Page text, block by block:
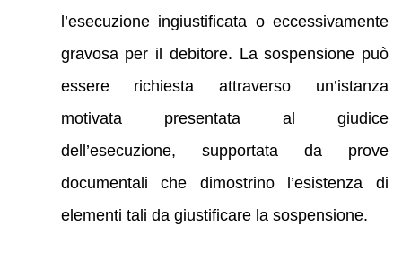
l’esecuzione ingiustificata o eccessivamente
gravosa per il debitore. La sospensione può
essere richiesta attraverso un’istanza
motivata presentata al giudice
dell’esecuzione, supportata da prove
documentali che dimostrino l’esistenza di
elementi tali da giustificare la sospensione.